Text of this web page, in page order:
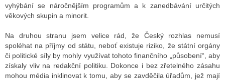
vyhýbání se náročnějším programům a k zanedbávání určitých
věkových skupin a minorit.
Na druhou stranu jsem velice rád, že Český rozhlas nemusí
spoléhat na příjmy od státu, neboť existuje riziko, že státní orgány
či politické síly by mohly využívat tohoto finančního „působení“, aby
získaly vliv na redakční politiku. Dokonce i bez zřetelného zásahu
mohou média inklinovat k tomu, aby se zavděčila úřadům, jež mají